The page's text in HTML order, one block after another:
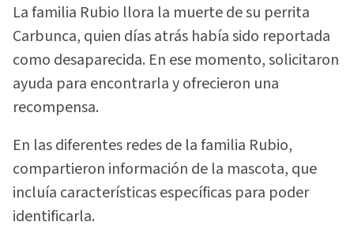
La familia Rubio llora la muerte de su perrita
Carbunca, quien días atrás había sido reportada
como desaparecida. En ese momento, solicitaron
ayuda para encontrarla y ofrecieron una
recompensa.
En las diferentes redes de la familia Rubio,
compartieron información de la mascota, que
incluía características específicas para poder
identificarla.